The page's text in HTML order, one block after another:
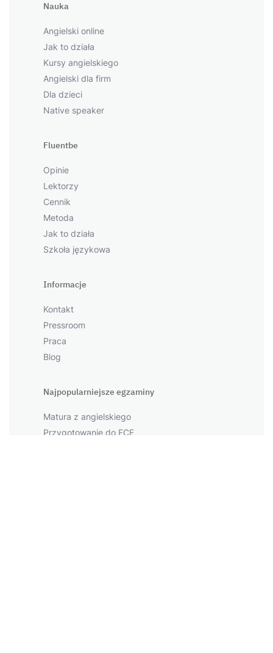
Nauka
Angielski online
Jak to działa
Kursy angielskiego
Angielski dla firm
Dla dzieci
Native speaker
Fluentbe
Opinie
Lektorzy
Cennik
Metoda
Jak to działa
Szkoła językowa
Informacje
Kontakt
Pressroom
Praca
Blog
Najpopularniejsze egzaminy
Matura z angielskiego
Przygotowanie do FCE